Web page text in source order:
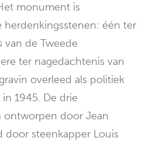
monument is
één ter
van de Tweede
ter nagedachtenis van
overleed als politiek
1945. De drie
ontworpen door Jean
door steenkapper Louis